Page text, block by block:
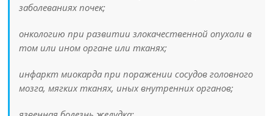
заболеваниях почек;
онкологию при развитии злокачественной опухоли в
том или ином органе или тканях;
инфаркт миокарда при поражении сосудов головного
мозга, мягких тканях, иных внутренних органов;